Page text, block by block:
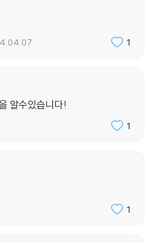
1
알수있습니다!
1
1